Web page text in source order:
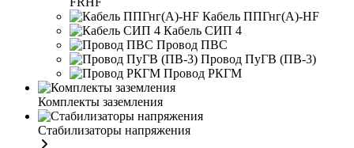
Кабель ППГнг(А)-HF
Кабель СИП 4
Провод ПВС
Провод ПуГВ (ПВ-3)
Провод РКГМ
Комплекты заземления
Стабилизаторы напряжения